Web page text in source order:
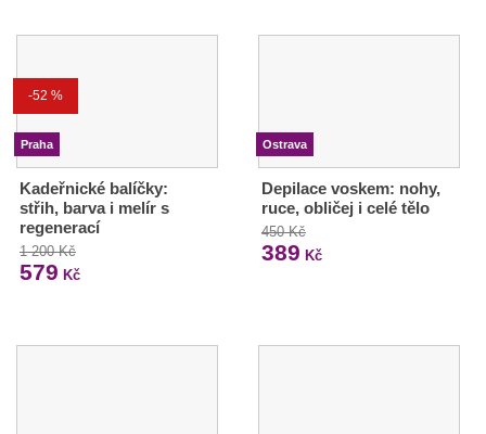
-52 %
Praha
Kadeřnické balíčky:
střih, barva i melír s
regenerací
1 200 Kč
579 Kč
Ostrava
Depilace voskem: nohy,
ruce, obličej i celé tělo
450 Kč
389 Kč